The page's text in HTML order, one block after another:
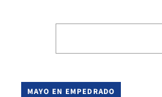
MAYO EN EMPEDRADO